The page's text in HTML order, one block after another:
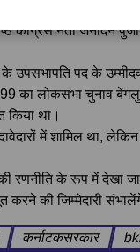
को हुआ था। वे लंबे समय
नेता जनार्दन
के उपसभापति पद के
का लोकसभा चुनाव
किया था।
में शामिल था,
के रूप में देखा जा
की जिम्मेदारी
कर्नाटकसरकार